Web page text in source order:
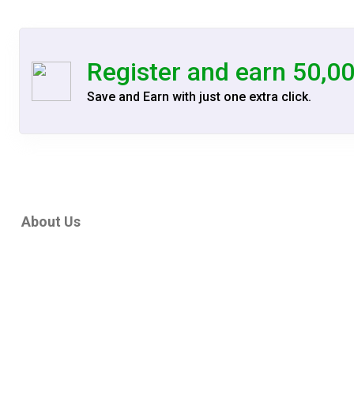
Register and earn
Save and Earn with just one extra click.
About Us